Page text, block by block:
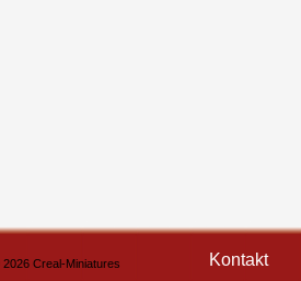
Creal-Miniatures Kontakt